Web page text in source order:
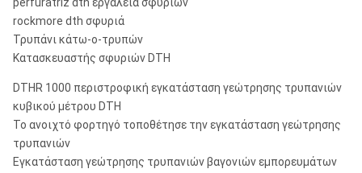
rockmore dth σφυριά
Τρυπάνι κάτω-ο-τρυπών
Κατασκευαστής σφυριών DTH
DTHR 1000 περιστροφική εγκατάσταση γεώτρησης τρυπανιών
κυβικού μέτρου DTH
Το ανοιχτό φορτηγό τοποθέτησε την εγκατάσταση γεώτρησης
τρυπανιών
Εγκατάσταση γεώτρησης τρυπανιών βαγονιών εμπορευμάτων